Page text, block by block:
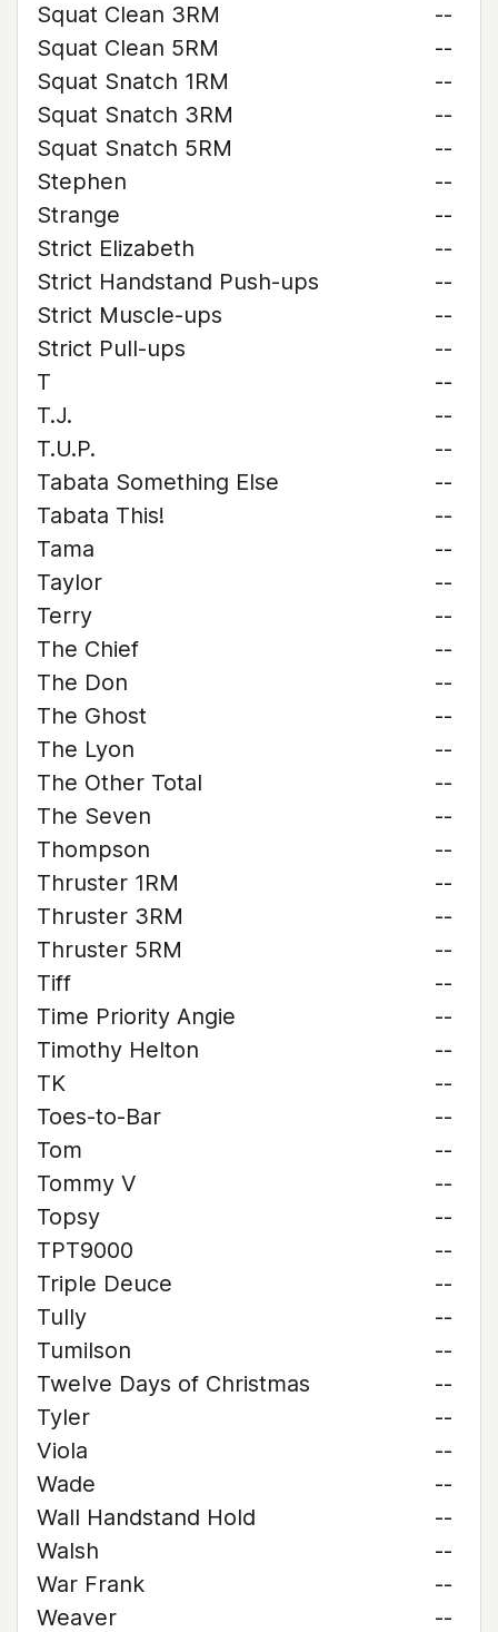
Squat Clean 3RM
--
Squat Clean 5RM
--
Squat Snatch 1RM
--
Squat Snatch 3RM
--
Squat Snatch 5RM
--
Stephen
--
Strange
--
Strict Elizabeth
--
Strict Handstand Push-ups
--
Strict Muscle-ups
--
Strict Pull-ups
--
T
--
T.J.
--
T.U.P.
--
Tabata Something Else
--
Tabata This!
--
Tama
--
Taylor
--
Terry
--
The Chief
--
The Don
--
The Ghost
--
The Lyon
--
The Other Total
--
The Seven
--
Thompson
--
Thruster 1RM
--
Thruster 3RM
--
Thruster 5RM
--
Tiff
--
Time Priority Angie
--
Timothy Helton
--
TK
--
Toes-to-Bar
--
Tom
--
Tommy V
--
Topsy
--
TPT9000
--
Triple Deuce
--
Tully
--
Tumilson
--
Twelve Days of Christmas
--
Tyler
--
Viola
--
Wade
--
Wall Handstand Hold
--
Walsh
--
War Frank
--
Weaver
--